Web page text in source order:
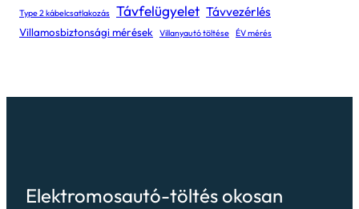
Type 2 kábelcsatlakozás Távfelügyelet Távvezérlés
Villamosbiztonsági mérések Villanyautó töltése ÉV mérés
Elektromosautó-töltés okosan